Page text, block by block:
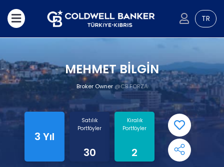
TR
MEHMET BİLGİN
Broker Owner @CB FORZA
3 Yıl
Satılık
Portföyler
30
Kiralık
Portföyler
2